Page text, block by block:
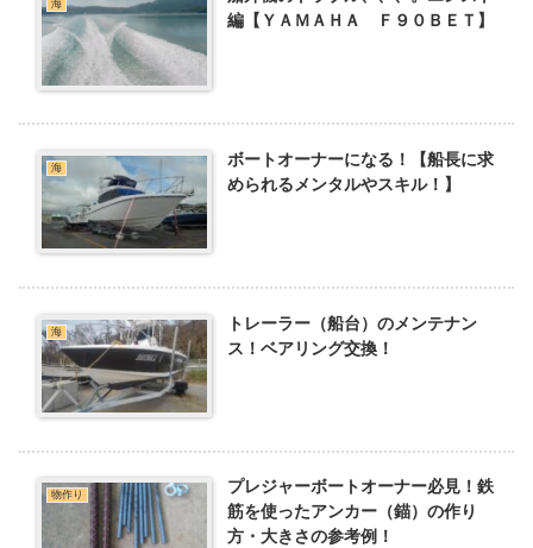
海
編【ＹＡＭＡＨＡ Ｆ９０ＢＥＴ】
海
ボートオーナーになる！【船長に求
められるメンタルやスキル！】
海
トレーラー（船台）のメンテナン
ス！ベアリング交換！
物作り
プレジャーボートオーナー必見！鉄
筋を使ったアンカー（錨）の作り
方・大きさの参考例！